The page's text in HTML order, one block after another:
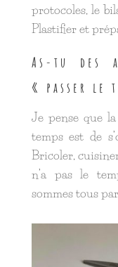
protocoles, le
Plastifier et
As-tu des
« passer le
Je pense que
temps est de
Bricoler,
n’a pas le
sommes tous